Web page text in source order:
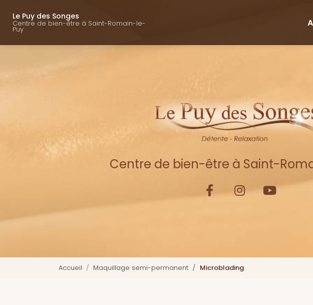
contenu
Le Puy des Songes
Centre de bien-être à Saint-Romain-le-
Puy
Centre de bien-être à Saint-
Accueil Maquillage semi-permanent Microblading